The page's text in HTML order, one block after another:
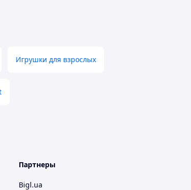
Игрушки для взрослых
Партнеры
Bigl.ua